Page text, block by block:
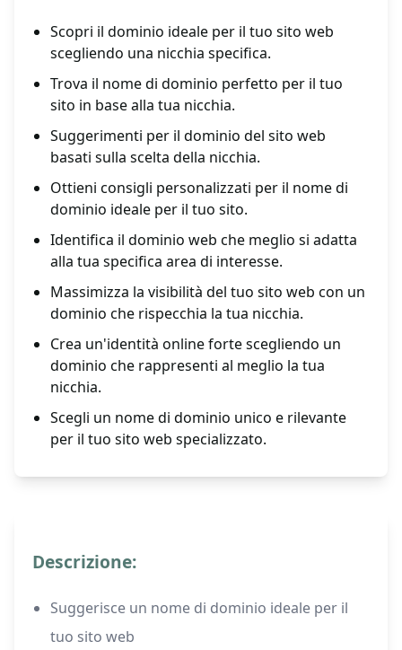
Scopri il dominio ideale per il tuo sito web
scegliendo una nicchia specifica.
Trova il nome di dominio perfetto per il tuo
sito in base alla tua nicchia.
Suggerimenti per il dominio del sito web
basati sulla scelta della nicchia.
Ottieni consigli personalizzati per il nome di
dominio ideale per il tuo sito.
Identifica il dominio web che meglio si adatta
alla tua specifica area di interesse.
Massimizza la visibilità del tuo sito web con un
dominio che rispecchia la tua nicchia.
Crea un'identità online forte scegliendo un
dominio che rappresenti al meglio la tua
nicchia.
Scegli un nome di dominio unico e rilevante
per il tuo sito web specializzato.
Descrizione:
Suggerisce un nome di dominio ideale per il
tuo sito web